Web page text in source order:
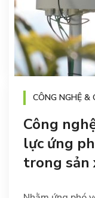
CÔNG NGHỆ &
Công
lực ứng
trong sản